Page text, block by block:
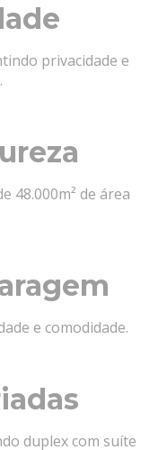
privacidade e
48.000m² de área
e comodidade.
duplex com suíte